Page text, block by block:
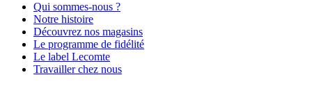
Qui sommes-nous ?
Notre histoire
Découvrez nos magasins
Le programme de fidélité
Le label Lecomte
Travailler chez nous